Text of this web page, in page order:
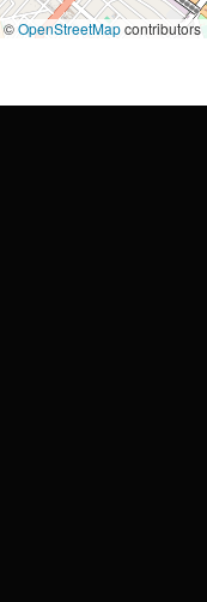
©OpenStreetMapcontributors